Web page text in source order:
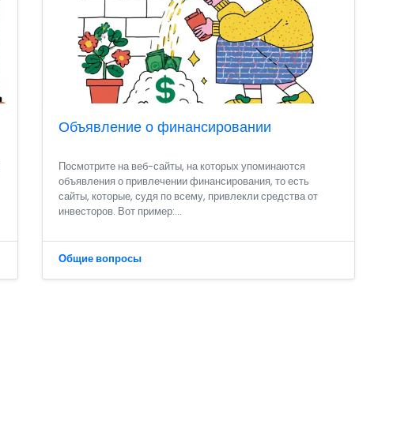
Объявление о финансировании
Посмотрите на веб-сайты, на которых упоминаются
объявления о привлечении финансирования, то есть
сайты, которые, судя по всему, привлекли средства от
инвесторов. Вот пример:...
Общие вопросы